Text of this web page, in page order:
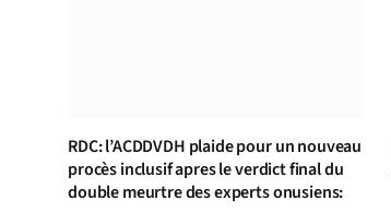
RDC: l’ACDDVDH plaide pour un nouveau
procès inclusif apres le verdict final du
double meurtre des experts onusiens: